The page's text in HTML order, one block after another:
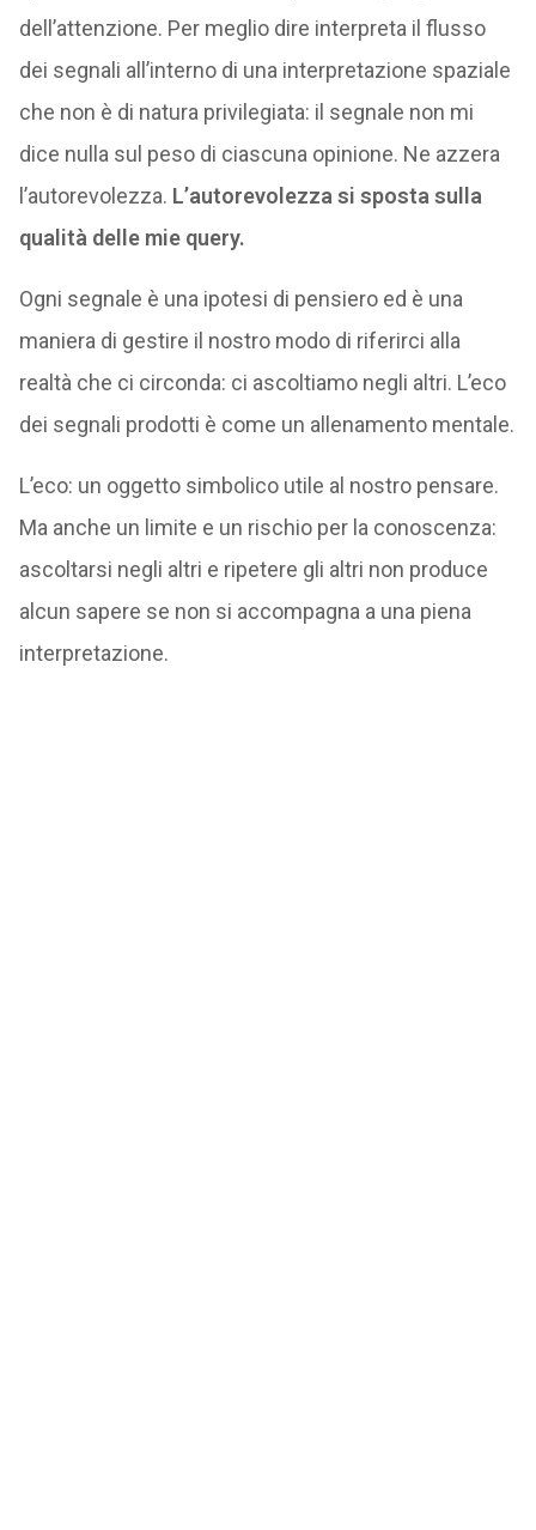
dell’attenzione. Per meglio dire interpreta il flusso
dei segnali all’interno di una interpretazione spaziale
che non è di natura privilegiata: il segnale non mi
dice nulla sul peso di ciascuna opinione. Ne azzera
l’autorevolezza. L’autorevolezza si sposta sulla
qualità delle mie query.
Ogni segnale è una ipotesi di pensiero ed è una
maniera di gestire il nostro modo di riferirci alla
realtà che ci circonda: ci ascoltiamo negli altri. L’eco
dei segnali prodotti è come un allenamento mentale.
L’eco: un oggetto simbolico utile al nostro pensare.
Ma anche un limite e un rischio per la conoscenza:
ascoltarsi negli altri e ripetere gli altri non produce
alcun sapere se non si accompagna a una piena
interpretazione.